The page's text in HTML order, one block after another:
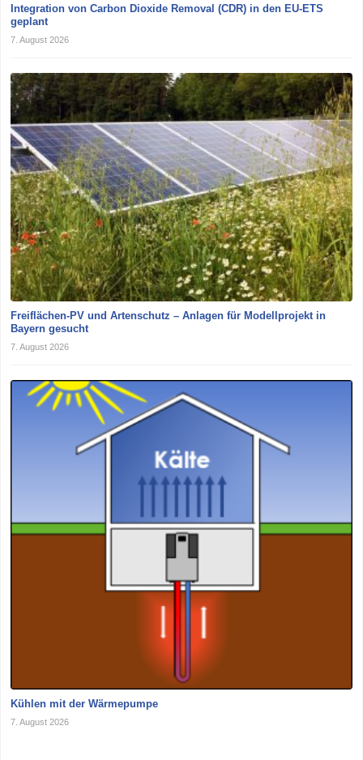
Integration von Carbon Dioxide Removal (CDR) in den EU-ETS
geplant
7. August 2026
Freiflächen-PV und Artenschutz – Anlagen für Modellprojekt in
Bayern gesucht
7. August 2026
Kühlen mit der Wärmepumpe
7. August 2026